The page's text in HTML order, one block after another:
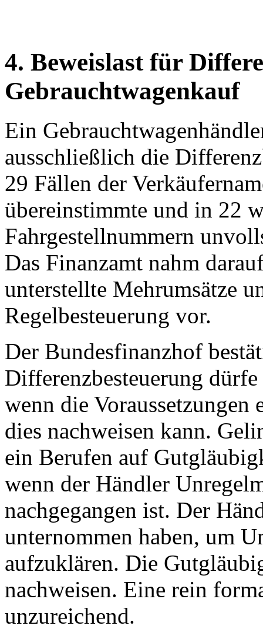
4. Beweislast für
Gebrauchtwagenkauf
Ein
ausschließlich die
29 Fällen der
übereinstimmte und in 22
Fahrgestellnummern
Das Finanzamt nahm
unterstellte Mehrumsätze
Regelbesteuerung vor.
Der Bundesfinanzhof
Differenzbesteuerung
wenn die
dies nachweisen kann.
ein Berufen auf
wenn der Händler
nachgegangen ist. Der
unternommen haben, um
aufzuklären. Die
nachweisen. Eine rein
unzureichend.